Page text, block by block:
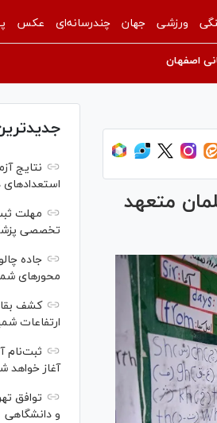
ورزشی جهان چندرسانه‌ای عکس
اصفهان
متعهد
نتایج
مهلت
تخصصی
جاده
محورهای
کشف
ارتفاعات
ثبت‌نام
آغاز خواهد
توافق
و دانشگاهی